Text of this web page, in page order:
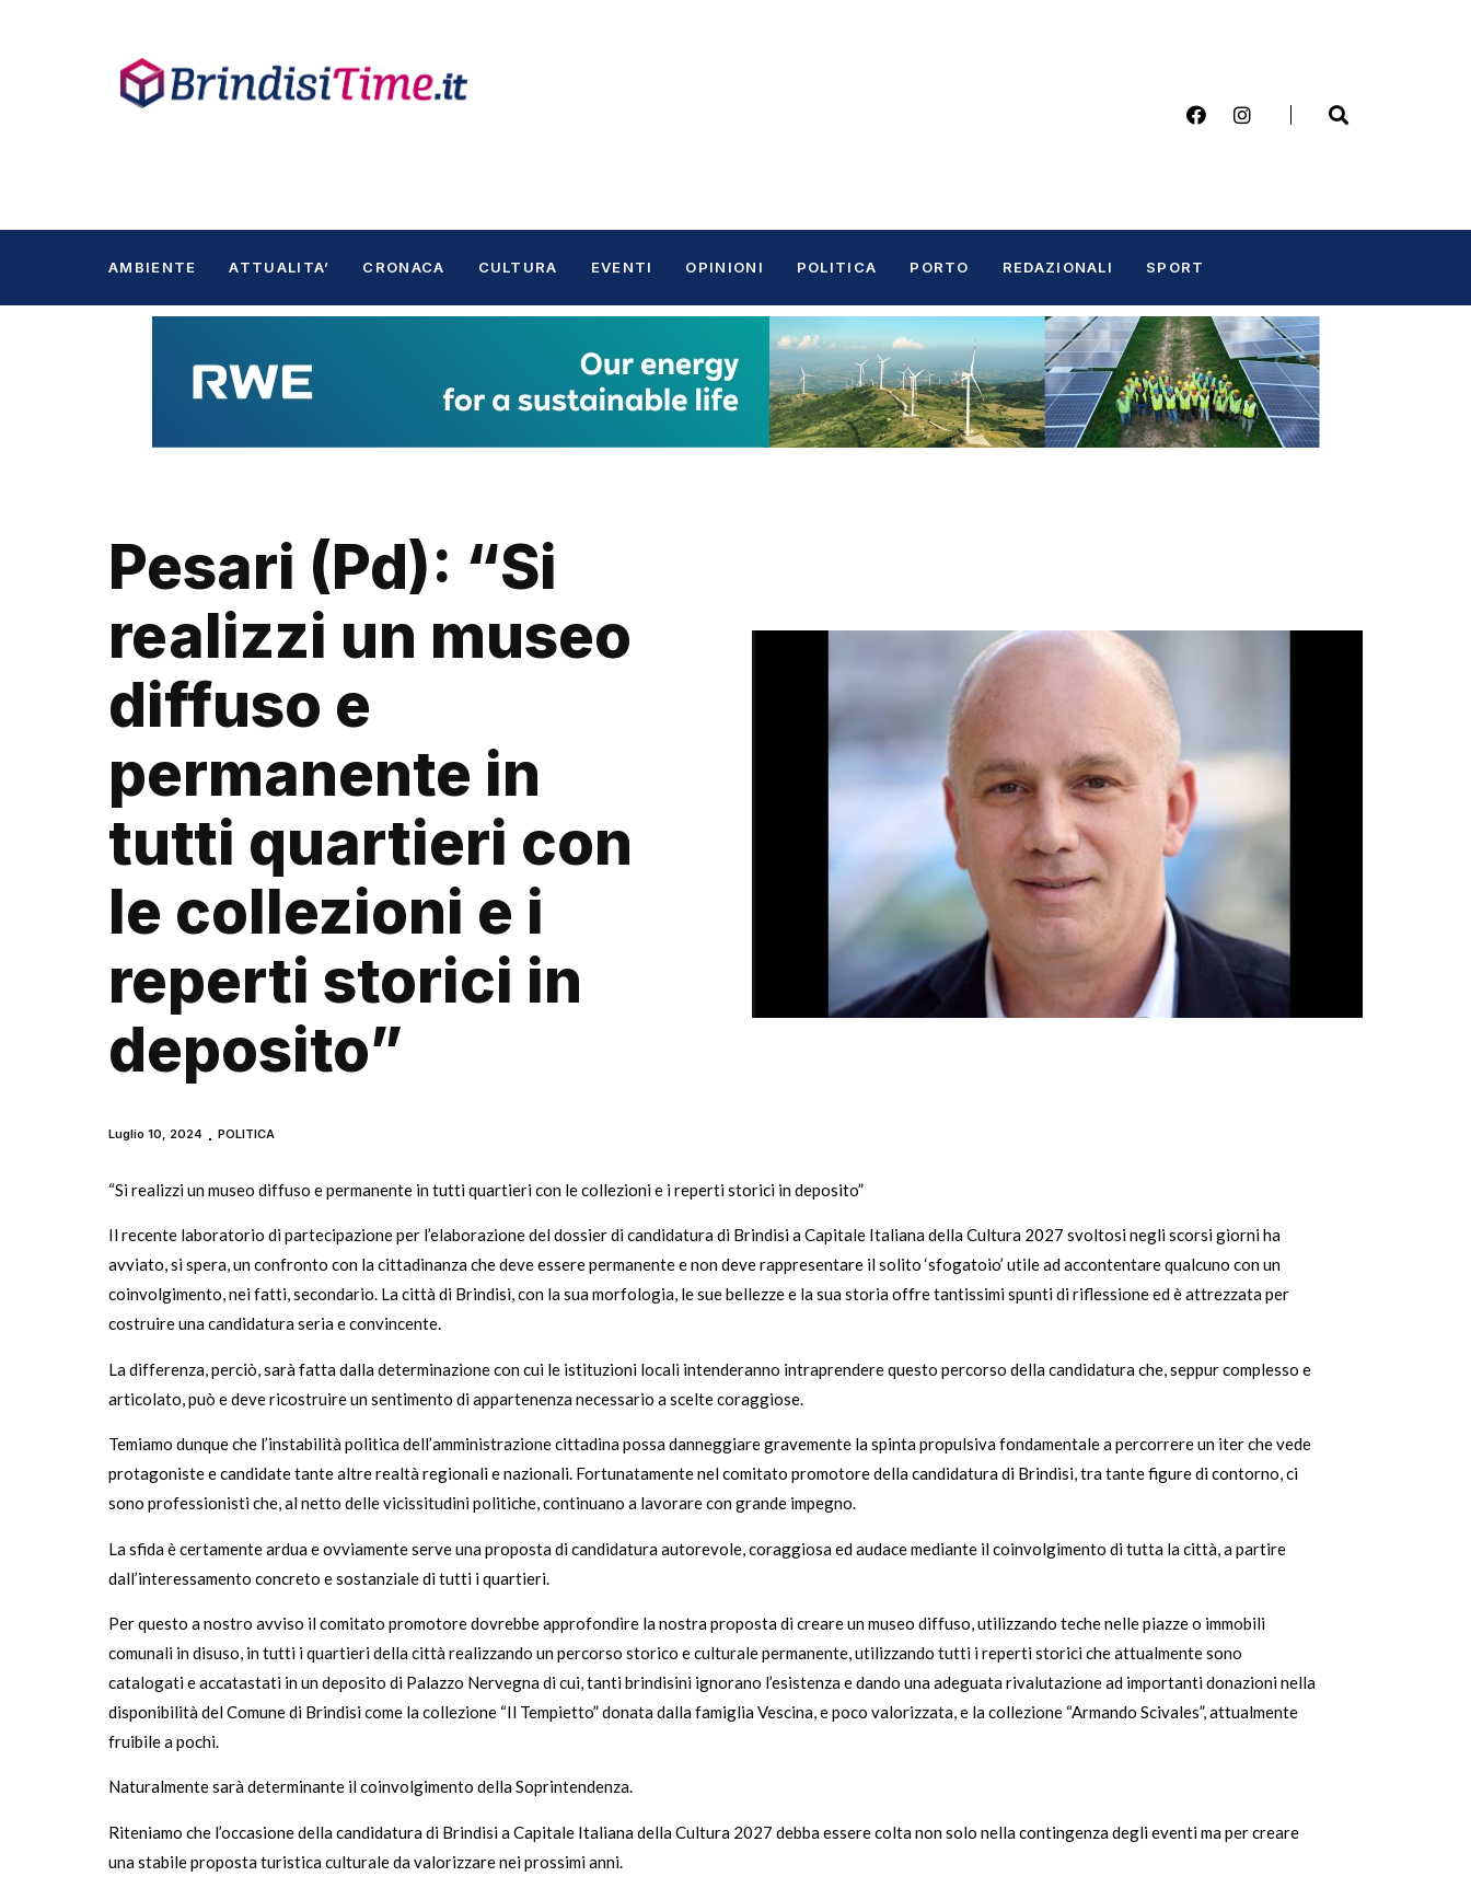
AMBIENTE ATTUALITA’ CRONACA CULTURA EVENTI OPINIONI POLITICA PORTO REDAZIONALI SPORT
Pesari (Pd): “Si
realizzi un museo
diffuso e
permanente in
tutti quartieri con
le collezioni e i
reperti storici in
deposito”
Luglio 10, 2024 POLITICA
“Si realizzi un museo diffuso e permanente in tutti quartieri con le collezioni e i reperti storici in deposito”
Il recente laboratorio di partecipazione per l’elaborazione del dossier di candidatura di Brindisi a Capitale Italiana della Cultura 2027 svoltosi negli scorsi giorni ha
avviato, si spera, un confronto con la cittadinanza che deve essere permanente e non deve rappresentare il solito ‘sfogatoio’ utile ad accontentare qualcuno con un
coinvolgimento, nei fatti, secondario. La città di Brindisi, con la sua morfologia, le sue bellezze e la sua storia offre tantissimi spunti di riflessione ed è attrezzata per
costruire una candidatura seria e convincente.
La differenza, perciò, sarà fatta dalla determinazione con cui le istituzioni locali intenderanno intraprendere questo percorso della candidatura che, seppur complesso e
articolato, può e deve ricostruire un sentimento di appartenenza necessario a scelte coraggiose.
Temiamo dunque che l’instabilità politica dell’amministrazione cittadina possa danneggiare gravemente la spinta propulsiva fondamentale a percorrere un iter che vede
protagoniste e candidate tante altre realtà regionali e nazionali. Fortunatamente nel comitato promotore della candidatura di Brindisi, tra tante figure di contorno, ci
sono professionisti che, al netto delle vicissitudini politiche, continuano a lavorare con grande impegno.
La sfida è certamente ardua e ovviamente serve una proposta di candidatura autorevole, coraggiosa ed audace mediante il coinvolgimento di tutta la città, a partire
dall’interessamento concreto e sostanziale di tutti i quartieri.
Per questo a nostro avviso il comitato promotore dovrebbe approfondire la nostra proposta di creare un museo diffuso, utilizzando teche nelle piazze o immobili
comunali in disuso, in tutti i quartieri della città realizzando un percorso storico e culturale permanente, utilizzando tutti i reperti storici che attualmente sono
catalogati e accatastati in un deposito di Palazzo Nervegna di cui, tanti brindisini ignorano l’esistenza e dando una adeguata rivalutazione ad importanti donazioni nella
disponibilità del Comune di Brindisi come la collezione “Il Tempietto” donata dalla famiglia Vescina, e poco valorizzata, e la collezione “Armando Scivales”, attualmente
fruibile a pochi.
Naturalmente sarà determinante il coinvolgimento della Soprintendenza.
Riteniamo che l’occasione della candidatura di Brindisi a Capitale Italiana della Cultura 2027 debba essere colta non solo nella contingenza degli eventi ma per creare
una stabile proposta turistica culturale da valorizzare nei prossimi anni.